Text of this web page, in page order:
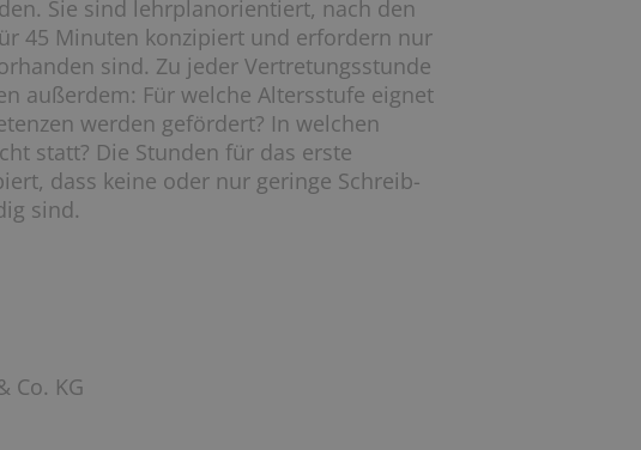
Sie sind lehrplanorientiert, nach den
45 Minuten konzipiert und erfordern nur
sind. Zu jeder Vertretungsstunde
außerdem: Für welche Altersstufe eignet
werden gefördert? In welchen
statt? Die Stunden für das erste
dass keine oder nur geringe Schreib-
sind.
Co. KG